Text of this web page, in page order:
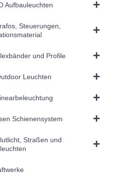
Aufbauleuchten
Steuerungen,
und Profile
Leuchten
Schienensystem
Straßen und